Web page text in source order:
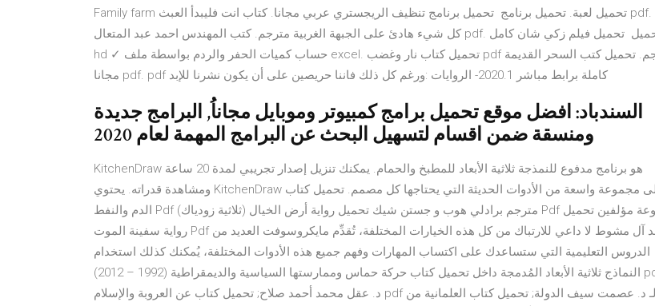
Family farm تحميل لعبة. تحميل برنامج تحميل برنامج تنظيف الريجستري عربي مجانا. كتاب انت فليبدأ العبث pdf. فيلم
كل شيء هادئ على الجبهة الغربية مترجم. كتب المهندس احمد عبد المتعال pdf. تحميل تحميل فيلم زكي شان كامل
hd ✓ حساب كميات الحفر والردم بواسطة ملف excel. تحميل كتاب نار وغضب pdf مترجم. تحميل كتب السحر القديمة
مجانا pdf. pdf كاملة برابط مباشر 2020.1- الروايات :ورغم كل ذلك فاننا حريصين على أن يكون نشرنا للإبد
السندباد: افضل موقع تحميل برامج كمبيوتر وموبايل مجاناُ, البرامج جديدة
ومنسقة ضمن اقسام لتسهيل البحث عن البرامج المهمة لعام 2020
KitchenDraw هو برنامج مدفوع للنمذجة ثلاثية الأبعاد للمطبخ والحمام. يمكنك تنزيل إصدار تجريبي لمدة 20 ساعة
ومشاهدة قدراته. يحتوي KitchenDraw على مجموعة واسعة من الأدوات الحديثة التي يحتاجها كل مصمم. تحميل كتاب
الدم والنفط Pdf مترجم برادلي هوب و جستن شيك تحميل رواية أرض الخيال (ثلاثية زودياك) Pdf مجموعة مؤلفين تحميل
رواية سفينة الموت Pdf محمد آل مشوط لا داعي للارتباك من كل هذه الخيارات المختلفة، تُقدِّم مايكروسوفت العديد من
الدروس التعليمية التي ستساعدك على اكتساب المهارات وفهم جميع هذه الأدوات المختلفة، يُمكنك كذلك استخدام
النماذج ثلاثية الأبعاد المُدمجة داخل تحميل كتاب حركة حماس وممارستها السياسية والديمقراطية (1992 – 2012) pdf لـ
د. عقل محمد أحمد صلاح; تحميل كتاب عن العروبة والإسلام pdf لـ د. عصمت سيف الدولة; تحميل كتاب العلمانية من